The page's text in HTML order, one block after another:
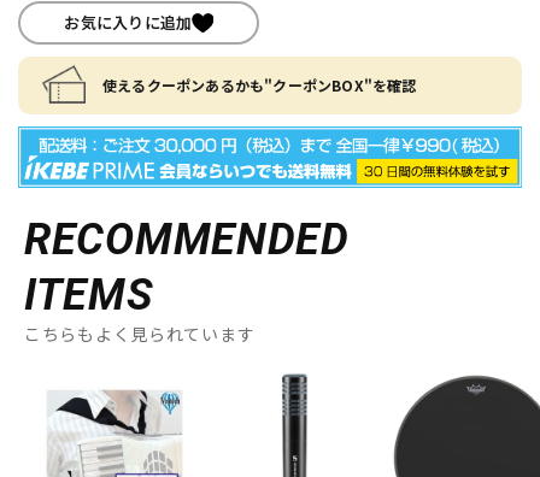
お気に入りに追加
使えるクーポンあるかも"クーポンBOX"を確認
RECOMMENDED
ITEMS
こちらもよく見られています